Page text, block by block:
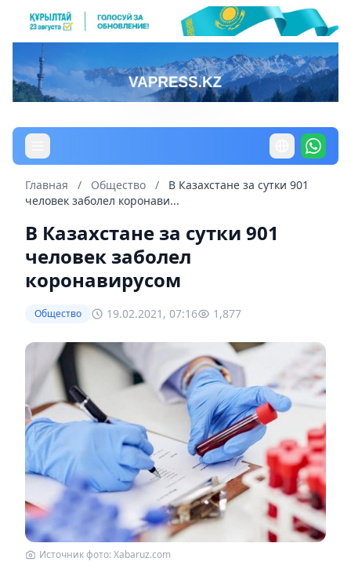
Главная / Общество /
В Казахстане за сутки 901
человек заболел коронави...
В Казахстане за сутки 901
человек заболел
коронавирусом
Общество 19.02.2021, 07:16 1,877
Источник фото: Xabaruz.com